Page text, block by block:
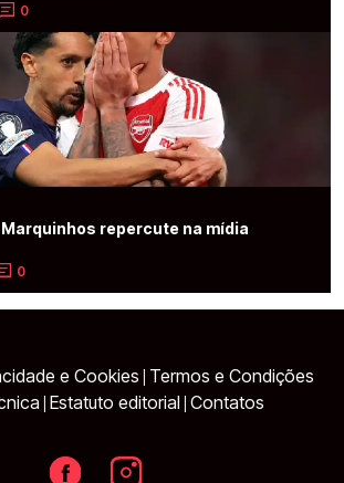
0
repercute na mídia
0
e Cookies Termos e Condições
Estatuto editorial Contatos